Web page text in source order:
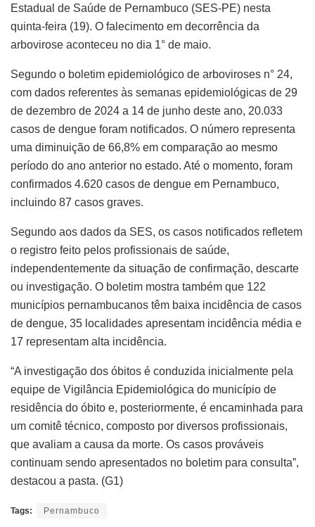
Estadual de Saúde de Pernambuco (SES-PE) nesta
quinta-feira (19). O falecimento em decorrência da
arbovirose aconteceu no dia 1° de maio.
Segundo o boletim epidemiológico de arboviroses n° 24,
com dados referentes às semanas epidemiológicas de 29
de dezembro de 2024 a 14 de junho deste ano, 20.033
casos de dengue foram notificados. O número representa
uma diminuição de 66,8% em comparação ao mesmo
período do ano anterior no estado. Até o momento, foram
confirmados 4.620 casos de dengue em Pernambuco,
incluindo 87 casos graves.
Segundo aos dados da SES, os casos notificados refletem
o registro feito pelos profissionais de saúde,
independentemente da situação de confirmação, descarte
ou investigação. O boletim mostra também que 122
municípios pernambucanos têm baixa incidência de casos
de dengue, 35 localidades apresentam incidência média e
17 representam alta incidência.
“A investigação dos óbitos é conduzida inicialmente pela
equipe de Vigilância Epidemiológica do município de
residência do óbito e, posteriormente, é encaminhada para
um comitê técnico, composto por diversos profissionais,
que avaliam a causa da morte. Os casos prováveis
continuam sendo apresentados no boletim para consulta”,
destacou a pasta. (G1)
Tags: Pernambuco